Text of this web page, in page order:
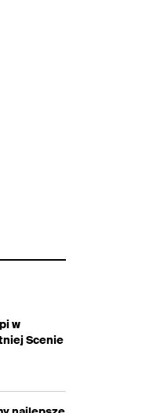
w
Scenie